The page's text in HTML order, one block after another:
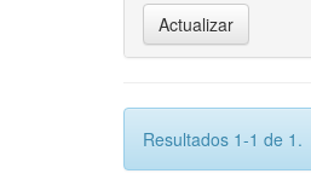
Resultados 1-1 de 1.